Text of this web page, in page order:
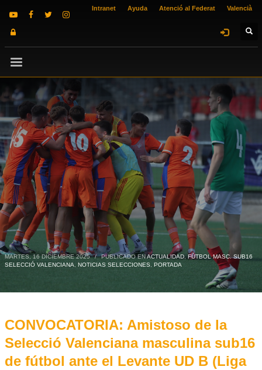
Intranet Ayuda Atenció al Federat Valencià
MARTES, 16 DICIEMBRE 2025 / PUBLICADO ENACTUALIDAD,FÚTBOL MASC. SUB16
SELECCIÓ VALENCIANA
NOTICIAS SELECCIONES, PORTADA
CONVOCATORIA: Amistoso de la
Selecció Valenciana masculina sub16
de fútbol ante el Levante UD B (Liga